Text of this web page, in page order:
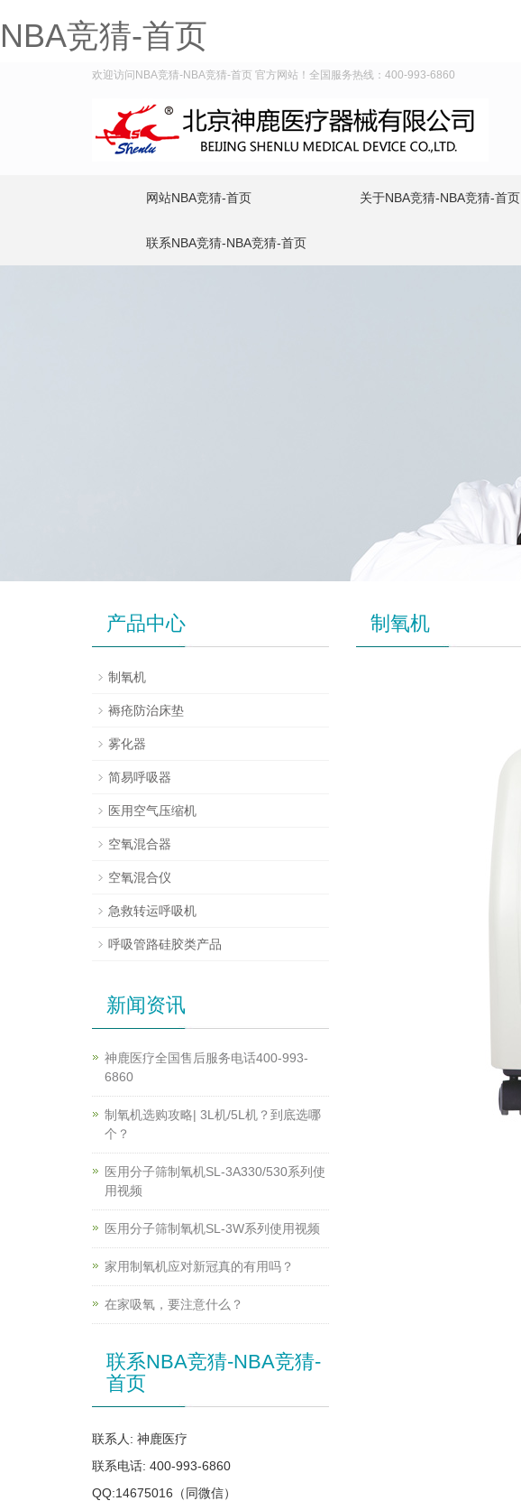
NBA竞猜-首页
欢迎访问NBA竞猜-NBA竞猜-首页 官方网站！全国服务热线：400-993-6860
网站NBA竞猜-首页 关于NBA竞猜-NBA竞猜-首页
联系NBA竞猜-NBA竞猜-首页
制氧机
产品中心
制氧机
褥疮防治床垫
雾化器
简易呼吸器
医用空气压缩机
空氧混合器
空氧混合仪
急救转运呼吸机
呼吸管路硅胶类产品
新闻资讯
神鹿医疗全国售后服务电话400-993-
6860
制氧机选购攻略| 3L机/5L机？到底选哪
个？
医用分子筛制氧机SL-3A330/530系列使
用视频
医用分子筛制氧机SL-3W系列使用视频
家用制氧机应对新冠真的有用吗？
在家吸氧，要注意什么？
联系NBA竞猜-NBA竞猜-
首页
联系人: 神鹿医疗
联系电话: 400-993-6860
QQ:14675016（同微信）